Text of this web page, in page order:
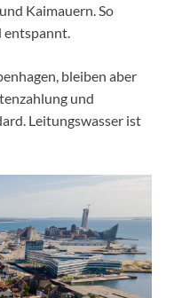
Kaimauern. So
entspannt.
bleiben aber
und
Leitungswasser ist